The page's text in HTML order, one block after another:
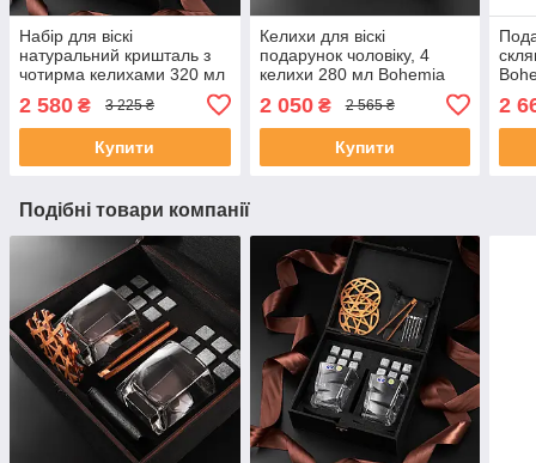
Набір для віскі
натуральний кришталь з
чотирма келихами 320 мл
камінням для віскі
2 580 ₴ 3 225 ₴
Купити
Келихи для віскі
подарунок чоловіку, 4
келихи 280 мл Bohemia
Diamond в темному дереві
2 050₴ 2 565 ₴
Купити
2
Подібні товари компанії